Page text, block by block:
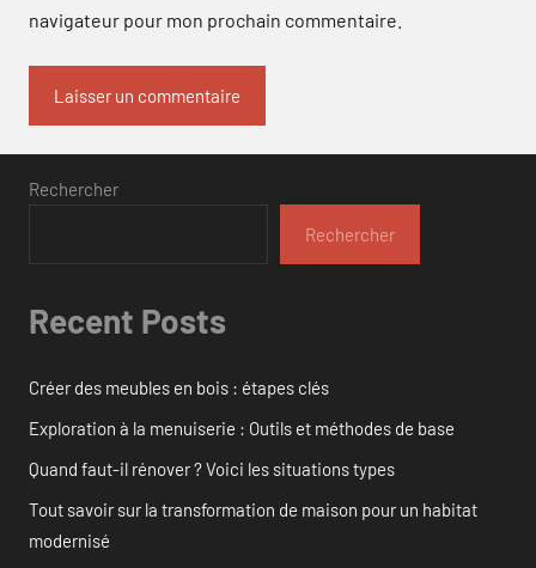
navigateur pour mon prochain commentaire.
Rechercher
Rechercher
Recent Posts
Créer des meubles en bois : étapes clés
Exploration à la menuiserie : Outils et méthodes de base
Quand faut-il rénover ? Voici les situations types
Tout savoir sur la transformation de maison pour un habitat
modernisé